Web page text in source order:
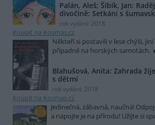
Palán, Aleš; Šibík, Jan:
divočině: Setkání s
rok vydání: 2018
Koupit na Kosmas.cz
Někteří si postavili v lese chýši,
případně na horských samotách.
Blahušová, Anita: Zahrada
s dětmi
rok vydání: 2018
Koupit na Kosmas.cz
Jedinečná, zábavná, naučná!
a napojte je na přírodu! Užijte si